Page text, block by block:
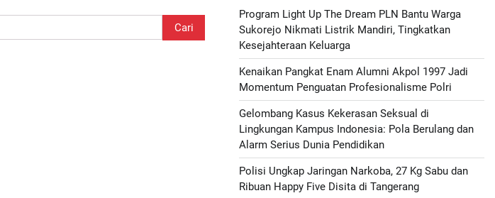
Program Light Up The Dream PLN Bantu Warga
Sukorejo Nikmati Listrik Mandiri, Tingkatkan
Kesejahteraan Keluarga
Kenaikan Pangkat Enam Alumni Akpol 1997 Jadi
Momentum Penguatan Profesionalisme Polri
Gelombang Kasus Kekerasan Seksual di
Lingkungan Kampus Indonesia: Pola Berulang dan
Alarm Serius Dunia Pendidikan
Polisi Ungkap Jaringan Narkoba, 27 Kg Sabu dan
Ribuan Happy Five Disita di Tangerang